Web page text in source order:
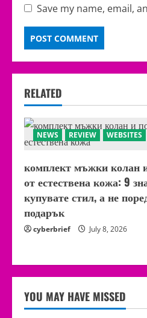
Save my name, email,
RELATED
NEWS REVIEW WEBSITES
комплект мъжки колан
от естествена кожа: 9
купувате стил, а не
подарък
cyberbrief July 8, 2026
YOU MAY HAVE MISSED